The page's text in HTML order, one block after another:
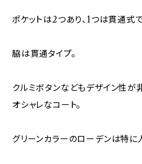
ポケットは2つあり、1つは貫通式で
脇は貫通タイプ。
クルミボタンなどもデザイン性が
オシャレなコート。
グリーンカラーのローデンは特に